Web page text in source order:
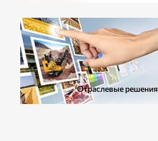
Отраслевые решения